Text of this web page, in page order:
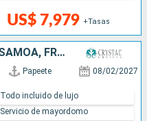
US$ 7,979 +Tasas
VANUATU, NUEVA ZELANDA, SAMOA, FRANCIA, NUEVA CALEDONIA, ESTADOS UNIDOS, FIDJI (ISLAS)
Papeete 08/02/2027
Todo incluido de lujo
Servicio de mayordomo